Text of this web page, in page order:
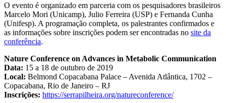
O evento é organizado em parceria com os pesquisadores brasileiros
Marcelo Mori (Unicamp), Julio Ferreira (USP) e Fernanda Cunha
(Unifesp). A programação completa, os palestrantes confirmados e
as informações sobre inscrições podem ser encontradas no site da
conferência.
Nature Conference on Advances in Metabolic Communication
Data: 15 a 18 de outubro de 2019
Local: Belmond Copacabana Palace – Avenida Atlântica, 1702 –
Copacabana, Rio de Janeiro – RJ
Inscrições: https://serrapilheira.org/natureconference/